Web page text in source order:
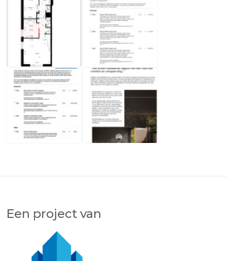
Een project van